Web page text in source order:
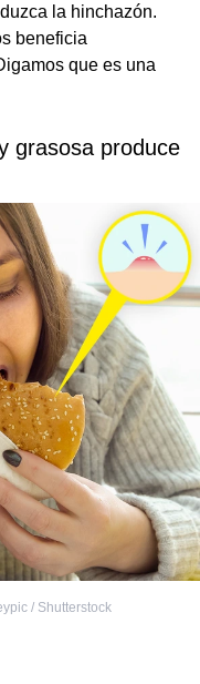
la hinchazón.
beneficia
que es una
grasosa produce
/ Shutterstock